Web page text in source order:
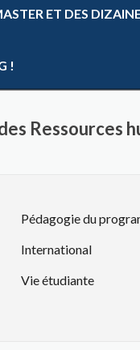
ET DES
!
Ressources
Pédagogie du
International
Vie étudiante